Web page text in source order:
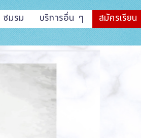
ชมรม บริการอื่น ๆ สมัครเรียน